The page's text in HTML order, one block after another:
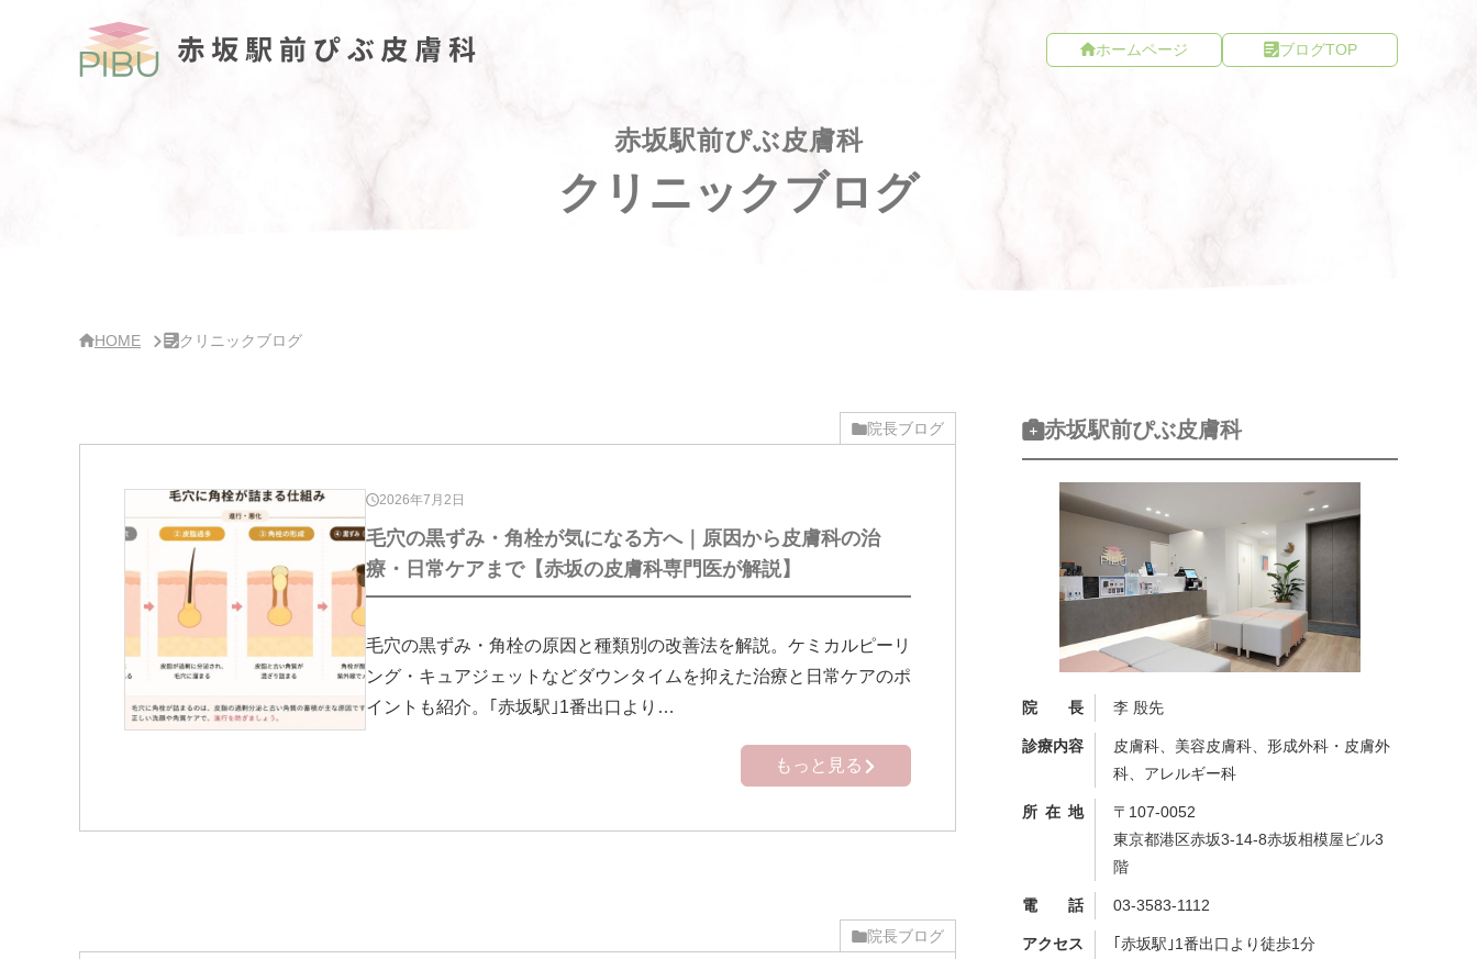
ホームページ ブログTOP
赤坂駅前ぴぶ皮膚科
クリニックブログ
HOME クリニックブログ
院長ブログ
2026年7月2日
毛穴の黒ずみ・角栓が気になる方へ｜原因から皮膚科の治
療・日常ケアまで【赤坂の皮膚科専門医が解説】
毛穴の黒ずみ・角栓の原因と種類別の改善法を解説。ケミカルピーリ
ング・キュアジェットなどダウンタイムを抑えた治療と日常ケアのポ
イントも紹介。｢赤坂駅｣1番出口より…
もっと見る
院長ブログ
赤坂駅前ぴぶ皮膚科
院長 李 殷先
診療内容
皮膚科、美容皮膚科、形成外科・皮膚外
科、アレルギー科
所在地
〒107-0052
東京都港区赤坂3-14-8赤坂相模屋ビル3
階
電話 03-3583-1112
アクセス
｢赤坂駅｣1番出口より徒歩1分